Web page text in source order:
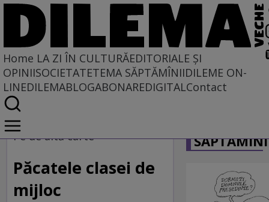
Home LA ZI ÎN CULTURĂEDITORIALE ȘI
OPINIISOCIETATETEMA SĂPTĂMÎNIIDILEME ON-
LINEDILEMABLOGABONAREDIGITALContact
Home
La zi în cultură
Pe de altă carte
Păcatele clasei de
mijloc